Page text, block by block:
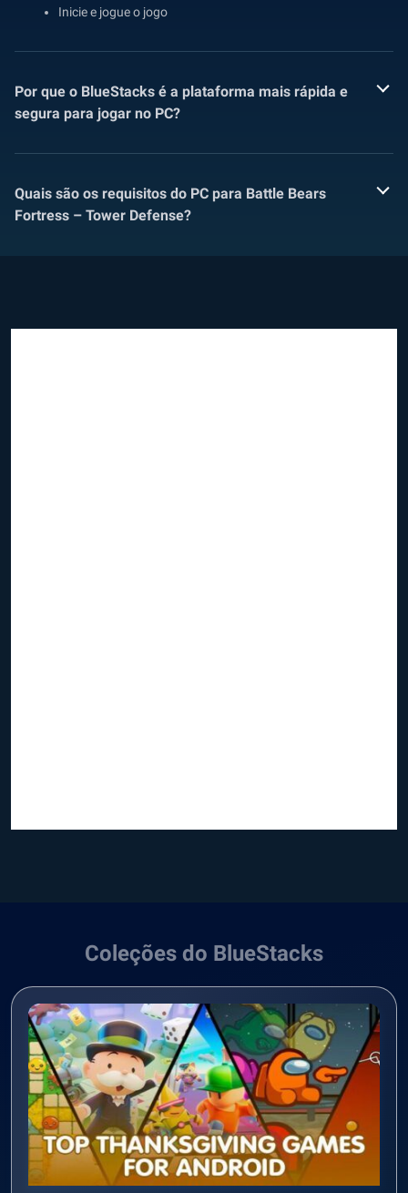
Inicie e jogue o jogo
Por que o BlueStacks é a plataforma mais rápida e
segura para jogar no PC?
Quais são os requisitos do PC para Battle Bears
Fortress – Tower Defense?
Coleções do BlueStacks